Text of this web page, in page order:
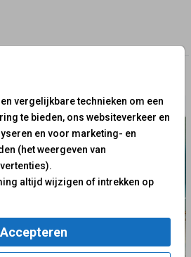
vergelijkbare technieken om een
te bieden, ons websiteverkeer en
en voor marketing- en
(het weergeven van
altijd wijzigen of intrekken op
Accepteren
om wit te drukken, gebruik
principe kan het kaartje
1 postzegel, maar weeg jouw